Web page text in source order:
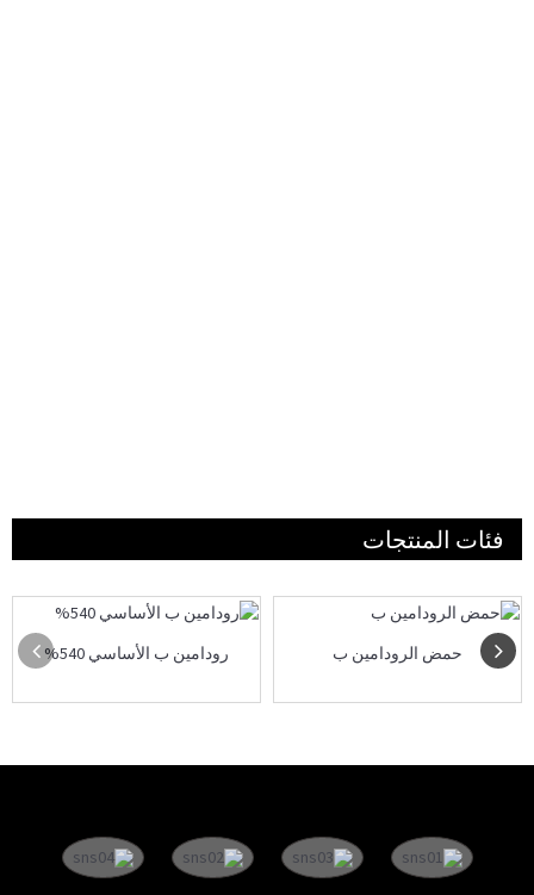
فئات المنتجات
حمض الرودامين ب رودامين ب الأساسي 540%